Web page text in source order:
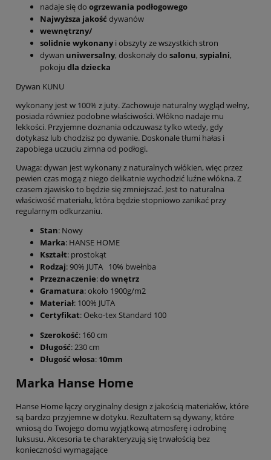
nadaje się do ogrzewania podłogowego
Najwyższa jakość dywanów
wewnętrzny/
solidnie wykonanyi obszyty ze wszystkich stron
dywan uniwersalny, doskonały do salonu, sypialni,
pokoju dla dziecka
Dywan KUNU
wykonany jest w 100% z juty. Zachowuje naturalny wygląd wełny,
posiada również podobne właściwości. Włókno nadaje mu
lekkości. Przyjemne doznania odczuwasz tylko wtedy, gdy
dotykasz lub chodzisz po dywanie. Doskonale tłumi hałas i
zapobiega uczuciu zimna od podłogi.
Uwaga: dywan jest wykonany z naturalnych włókien, więc przez
pewien czas mogą z niego delikatnie wychodzić luźne włókna. Z
czasem zjawisko to będzie się zmniejszać. Jest to naturalna
właściwość materiału, która będzie stopniowo zanikać przy
regularnym odkurzaniu.
Stan: Nowy
Marka: HANSE HOME
Kształt: prostokąt
Rodzaj: 90% JUTA 10% bwełnba
Przeznaczenie:do wnętrz
Gramatura: około 1900g/m2
Materiał: 100% JUTA
Certyfikat: Oeko-tex Standard 100
Szerokość: 160 cm
Długość: 230 cm
Długość włosa: 10mm
Marka Hanse Home
Hanse Home łączy oryginalny design z jakością materiałów, które
są bardzo przyjemne w dotyku. Rezultatem są dywany, które
wniosą do Twojego domu wyjątkową atmosferę i odrobinę
luksusu. Akcesoria te charakteryzują się trwałością bez
konieczności wymagające